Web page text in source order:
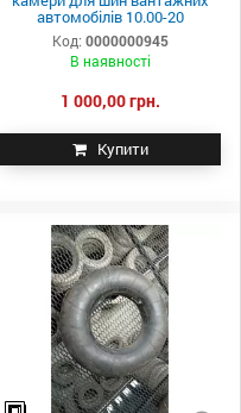
автомобілів 10.00-20
Код: 0000000945
В наявності
1 000,00 грн.
Купити